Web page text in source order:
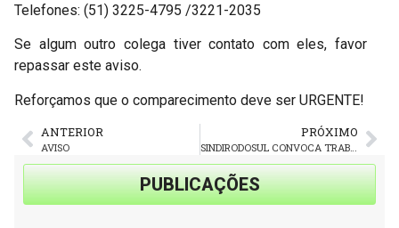
Telefones: (51) 3225-4795 /3221-2035
Se algum outro colega tiver contato com eles, favor
repassar este aviso.
Reforçamos que o comparecimento deve ser URGENTE!
ANTERIOR
AVISO
PRÓXIMO
SINDIRODOSUL CONVOCA TRABALHADORES PARA ASSEMBLEIAS QUE ABREM A CAMPANHA SALARIAL 2025-2026
PUBLICAÇÕES